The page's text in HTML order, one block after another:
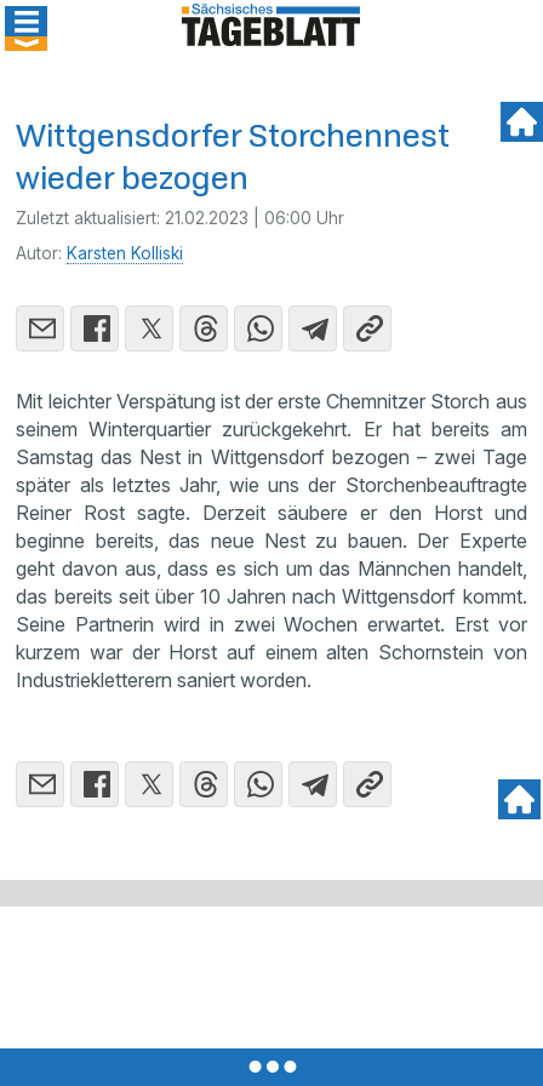
Wittgensdorfer Storchennest
wieder bezogen
Zuletzt aktualisiert: 21.02.2023 | 06:00 Uhr
Autor: Karsten Kolliski
Mit leichter Verspätung ist der erste Chemnitzer Storch aus
seinem Winterquartier zurückgekehrt. Er hat bereits am
Samstag das Nest in Wittgensdorf bezogen – zwei Tage
später als letztes Jahr, wie uns der Storchenbeauftragte
Reiner Rost sagte. Derzeit säubere er den Horst und
beginne bereits, das neue Nest zu bauen. Der Experte
geht davon aus, dass es sich um das Männchen handelt,
das bereits seit über 10 Jahren nach Wittgensdorf kommt.
Seine Partnerin wird in zwei Wochen erwartet. Erst vor
kurzem war der Horst auf einem alten Schornstein von
Industriekletterern saniert worden.